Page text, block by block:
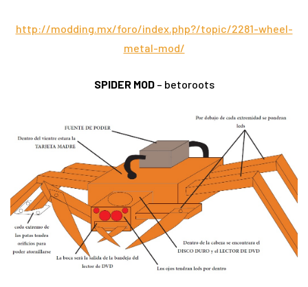
http://modding.mx/foro/index.php?/topic/2281-wheel-
metal-mod/
SPIDER MOD– betoroots